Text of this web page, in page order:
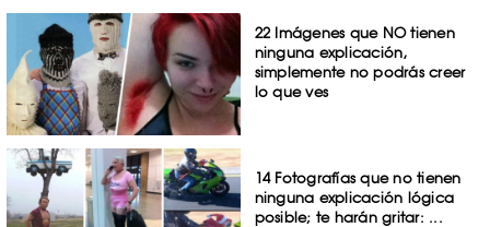
22 Imágenes que NO tienen
ninguna explicación,
simplemente no podrás creer
lo que ves
14 Fotografías que no tienen
ninguna explicación lógica
posible; te harán gritar: ...